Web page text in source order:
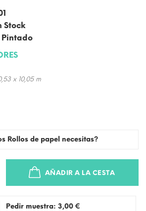
Stock
Pintado
x 10,05 m
Rollos de papel necesitas?
AÑADIR A LA CESTA
Pedir muestra: 3,00 €